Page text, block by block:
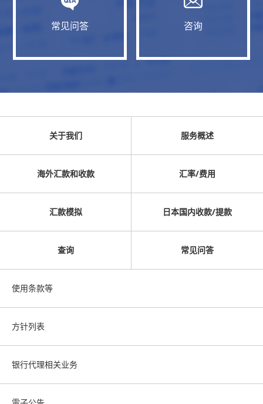
常见问答 咨询
关于我们 服务概述
海外汇款和收款 汇率/费用
汇款模拟 日本国内收款/提款
查询 常见问答
使用条款等
方针列表
银行代理相关业务